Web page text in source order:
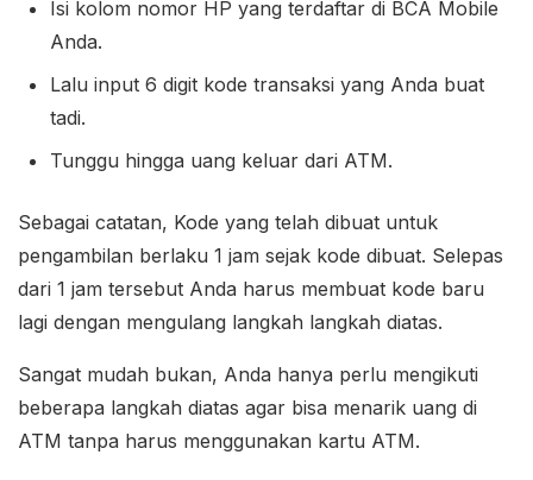
Isi kolom nomor HP yang terdaftar di BCA Mobile
Anda.
Lalu input 6 digit kode transaksi yang Anda buat
tadi.
Tunggu hingga uang keluar dari ATM.
Sebagai catatan, Kode yang telah dibuat untuk
pengambilan berlaku 1 jam sejak kode dibuat. Selepas
dari 1 jam tersebut Anda harus membuat kode baru
lagi dengan mengulang langkah langkah diatas.
Sangat mudah bukan, Anda hanya perlu mengikuti
beberapa langkah diatas agar bisa menarik uang di
ATM tanpa harus menggunakan kartu ATM.